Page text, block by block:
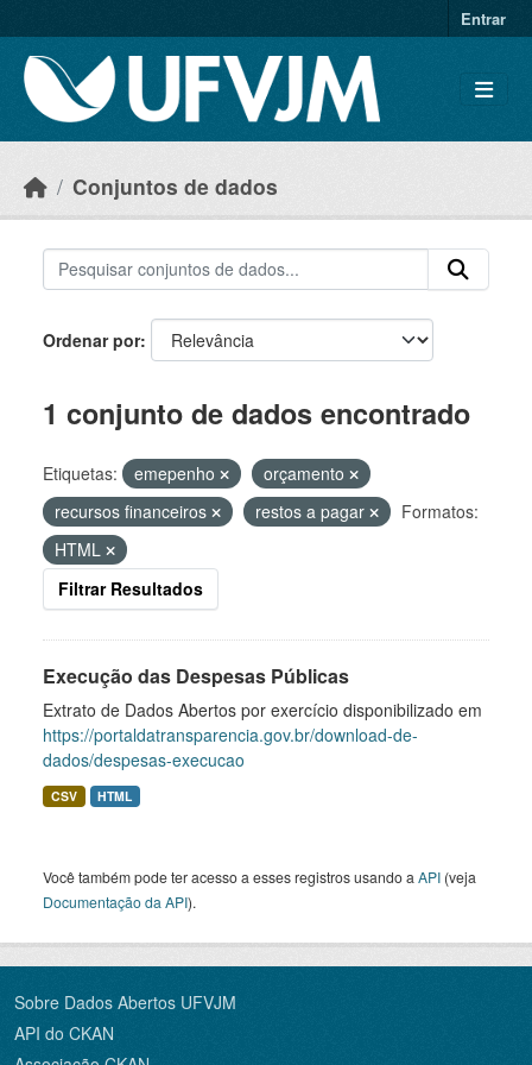
Entrar
Conjuntos de dados
Ordenar por
1 conjunto de dados encontrado
Etiquetas: emepenho
orçamento
recursos financeiros
restos a pagar
Formatos:
HTML
Filtrar Resultados
Execução das Despesas Públicas
Extrato de Dados Abertos por exercício disponibilizado em
https://portaldatransparencia.gov.br/download-de-
dados/despesas-execucao
CSV HTML
Você também pode ter acesso a esses registros usando a API (veja
Documentação da API).
Sobre Dados Abertos UFVJM
API do CKAN